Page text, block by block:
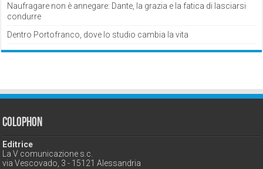
Naufragare non è annegare: Dante, la grazia e la fatica di lasciarsi
condurre
Dentro Portofranco, dove lo studio cambia la vita
Colophon
Editrice
La V comunicazione s.c.
via Vescovado, 3 - 15121 Alessandria